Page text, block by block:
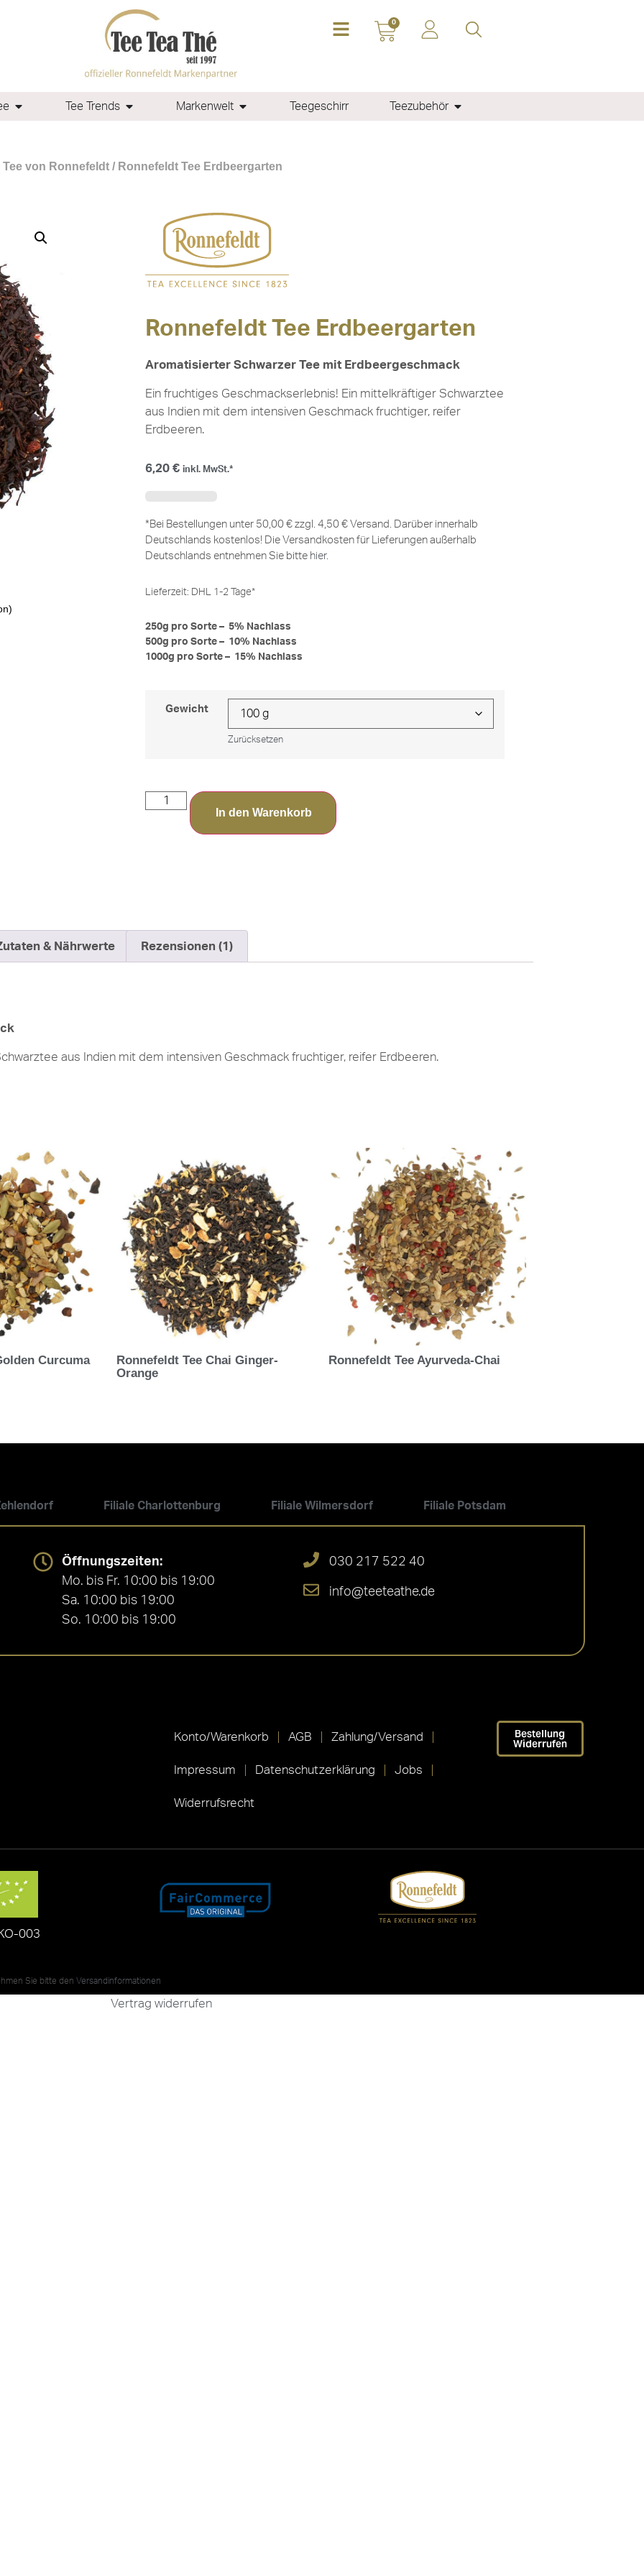
0
Tee Trends Markenwelt Teegeschirr Teezubehör
von Ronnefeldt / Ronnefeldt Tee Erdbeergarten
Ronnefeldt Tee Erdbeergarten
Aromatisierter Schwarzer Tee mit Erdbeergeschmack
Ein fruchtiges Geschmackserlebnis! Ein mittelkräftiger Schwarztee
aus Indien mit dem intensiven Geschmack fruchtiger, reifer
Erdbeeren.
6,20 € inkl. MwSt.*
*Bei Bestellungen unter 50,00 € zzgl. 4,50 € Versand. Darüber innerhalb
Deutschlands kostenlos! Die Versandkosten für Lieferungen außerhalb
Deutschlands entnehmen Sie bitte hier.
Lieferzeit: DHL 1-2 Tage*
250g pro Sorte – 5% Nachlass
500g pro Sorte – 10% Nachlass
1000g pro Sorte – 15% Nachlass
Gewicht
Zurücksetzen
In den Warenkorb
& Nährwerte Rezensionen (1)
aus Indien mit dem intensiven Geschmack fruchtiger, reifer Erdbeeren.
Curcuma
Ronnefeldt Tee Chai Ginger-
Orange
Ronnefeldt Tee Ayurveda-Chai
Filiale Charlottenburg Filiale Wilmersdorf Filiale Potsdam
Öffnungszeiten:
Mo. bis Fr. 10:00 bis 19:00
Sa. 10:00 bis 19:00
So. 10:00 bis 19:00
030 217 522 40
info@teeteathe.de
Konto/Warenkorb AGB Zahlung/Versand
Impressum Datenschutzerklärung Jobs
Widerrufsrecht
Bestellung
Widerrufen
003
Sie bitte den Versandinformationen
Vertrag widerrufen